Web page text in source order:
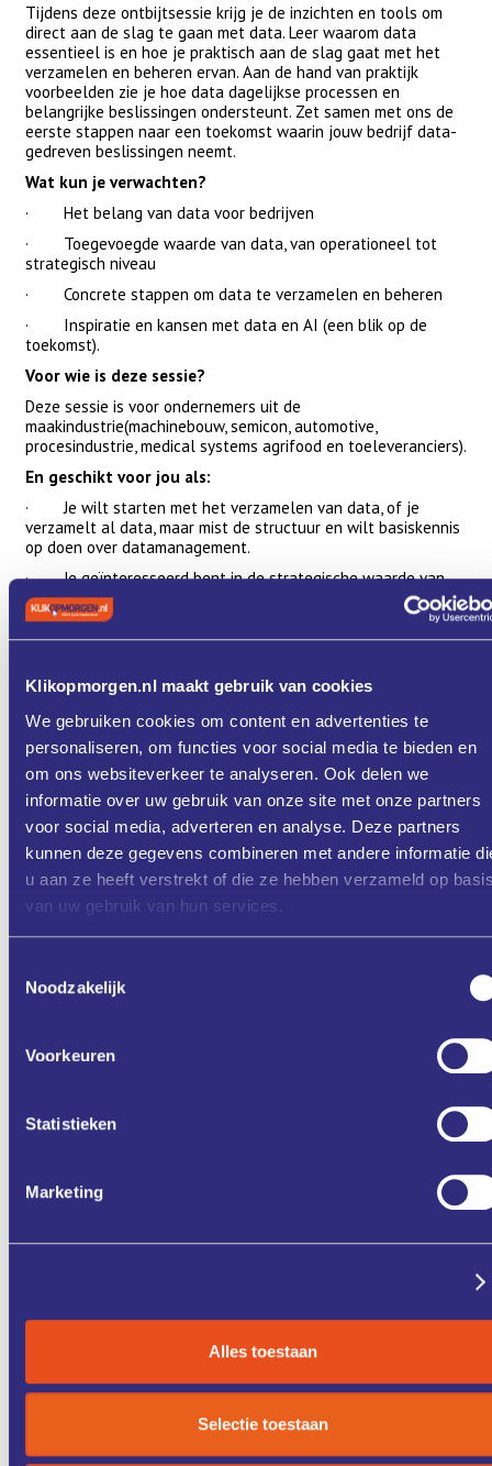
Klikopmorgen.nl maakt gebruik van cookies
We gebruiken cookies om content en advertenties te
personaliseren, om functies voor social media te bieden en
om ons websiteverkeer te analyseren. Ook delen we
informatie over uw gebruik van onze site met onze partners
voor social media, adverteren en analyse. Deze partners
kunnen deze gegevens combineren met andere informatie
u aan ze heeft verstrekt of die ze hebben verzameld op
van uw gebruik van hun services.
Noodzakelijk
Voorkeuren
Statistieken
Marketing
Alles toestaan
Selectie toestaan
Tijdens deze ontbijtsessie krijg je de inzichten en tools om
direct aan de slag te gaan met data. Leer waarom data
essentieel is en hoe je praktisch aan de slag gaat met het
verzamelen en beheren ervan. Aan de hand van praktijk
voorbeelden zie je hoe data dagelijkse processen en
belangrijke beslissingen ondersteunt. Zet samen met ons de
eerste stappen naar een toekomst waarin jouw bedrijf data-
gedreven beslissingen neemt.
Wat kun je verwachten?
· Het belang van data voor bedrijven
· Toegevoegde waarde van data, van operationeel tot
strategisch niveau
· Concrete stappen om data te verzamelen en beheren
· Inspiratie en kansen met data en AI (een blik op de
toekomst).
Voor wie is deze sessie?
Deze sessie is voor ondernemers uit de
maakindustrie(machinebouw, semicon, automotive,
procesindustrie, medical systems agrifood en toeleveranciers).
En geschikt voor jou als:
· Je wilt starten met het verzamelen van data, of je
verzamelt al data, maar mist de structuur en wilt basiskennis
op doen over datamanagement.
· Je geïnteresseerd bent in de strategische waarde van
data en hoe deze jouw organisatie kan versterken.
Twee sessies.
te volgen.
2gepland ‘Data in actie – hoe maak je data inzichtelijk. Zelf
aan de slag met data-analyses en visualisatie in Power BI.
Ben je verhinderd?
Wel interesse, maar past de datum niet of andere vragen,
stuur dan een mail naar:nicole.kleuskens@liof.nl.
Programma
Datum: woensdag 27 november 2024
Adres: Villafloraweg 1, 5928 SZ,Venlo
ONZE
DIENSTEN
CASE
STUDIES